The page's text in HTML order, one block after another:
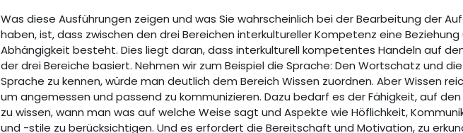
Was diese Ausführungen zeigen und was Sie wahrscheinlich bei der Bearbeitung der
haben, ist, dass zwischen den drei Bereichen interkultureller Kompetenz eine
Abhängigkeit besteht. Dies liegt daran, dass interkulturell kompetentes Handeln auf
der drei Bereiche basiert. Nehmen wir zum Beispiel die Sprache: Den Wortschatz und
Sprache zu kennen, würde man deutlich dem Bereich Wissen zuordnen. Aber Wissen
um angemessen und passend zu kommunizieren. Dazu bedarf es der Fähigkeit, auf
zu wissen, wann man was auf welche Weise sagt und Aspekte wie Höflichkeit,
und -stile zu berücksichtigen. Und es erfordert die Bereitschaft und Motivation, zu